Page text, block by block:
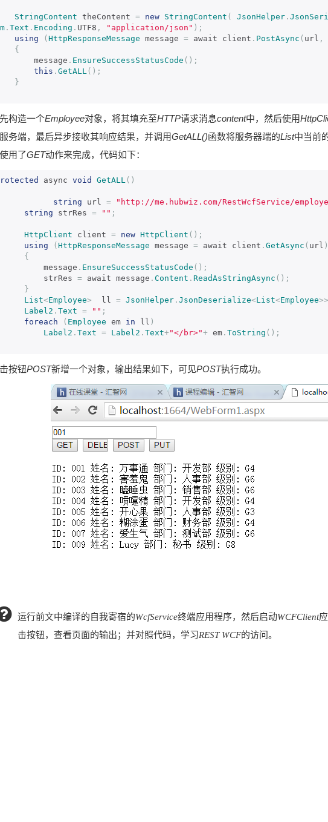
StringContent theContent = new StringContent ( JsonHelper .
. Text . Encoding . UTF8 , "application/json" );
using
( HttpResponseMessage message = await client . PostAsync ( url ,
{
        message
. EnsureSuccessStatusCode ();
this . GetALL();
}
构造一个Employee对象，将其填充至HTTP请求消息content中，然后使用
务端，最后异步接收其响应结果，并调用GetALL()函数将服务器端的List中当前
用了GET动作来完成，代码如下：
async void GetALL()
string url = "http://me.hubwiz.com/RestWcfService/
string strRes = "" ;
HttpClient client = new HttpClient ();
using
( HttpResponseMessage message = await client . GetAsync ( url
{
          message
. EnsureSuccessStatusCode ();
          strRes
= await message . Content . ReadAsStringAsync ();
}
List<Employee>
  ll
= JsonHelper . JsonDeserialize<List<Employee
Label2 . Text = "" ;
foreach
( Employee em in ll )
Label2 . Text = Label2 . Text+"</br>"+ em . ToString ();
按钮POST新增一个对象，输出结果如下，可见POST执行成功。
运行前文中编译的自我寄宿的WcfService终端应用程序，然后启动WCFClient
击按钮，查看页面的输出；并对照代码，学习REST WCF的访问。